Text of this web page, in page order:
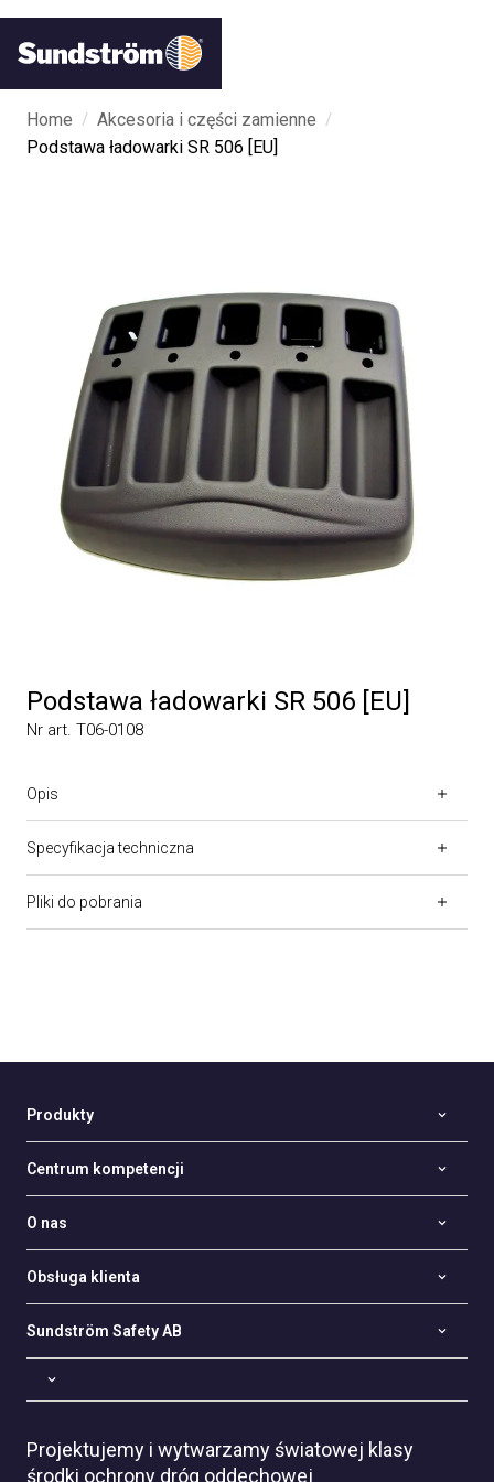
Home / Akcesoria i części zamienne /
Podstawa ładowarki SR 506 [EU]
Podstawa ładowarki SR 506 [EU]
Nr art. T06-0108
Opis
Specyfikacja techniczna
Pliki do pobrania
Produkty
Centrum kompetencji
O nas
Obsługa klienta
Sundström Safety AB
Projektujemy i wytwarzamy światowej klasy
środki ochrony dróg oddechowej